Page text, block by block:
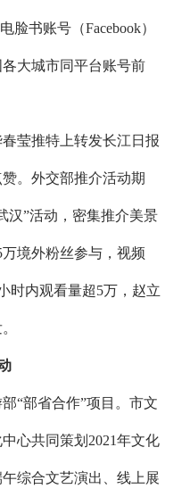
脸书账号（Facebook）
大城市同平台账号前
春莹推特上转发长江日报
。外交部推介活动期
汉”活动，密集推介美景
境外粉丝参与，视频
时内观看量超5万，赵立
部省合作”项目。市文
心共同策划2021年文化
综合文艺演出、线上展